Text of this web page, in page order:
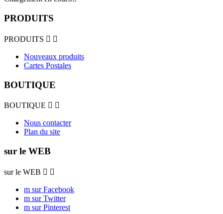
PRODUITS
PRODUITS  
Nouveaux produits
Cartes Postales
BOUTIQUE
BOUTIQUE  
Nous contacter
Plan du site
sur le WEB
sur le WEB  
m sur Facebook
m sur Twitter
m sur Pinterest